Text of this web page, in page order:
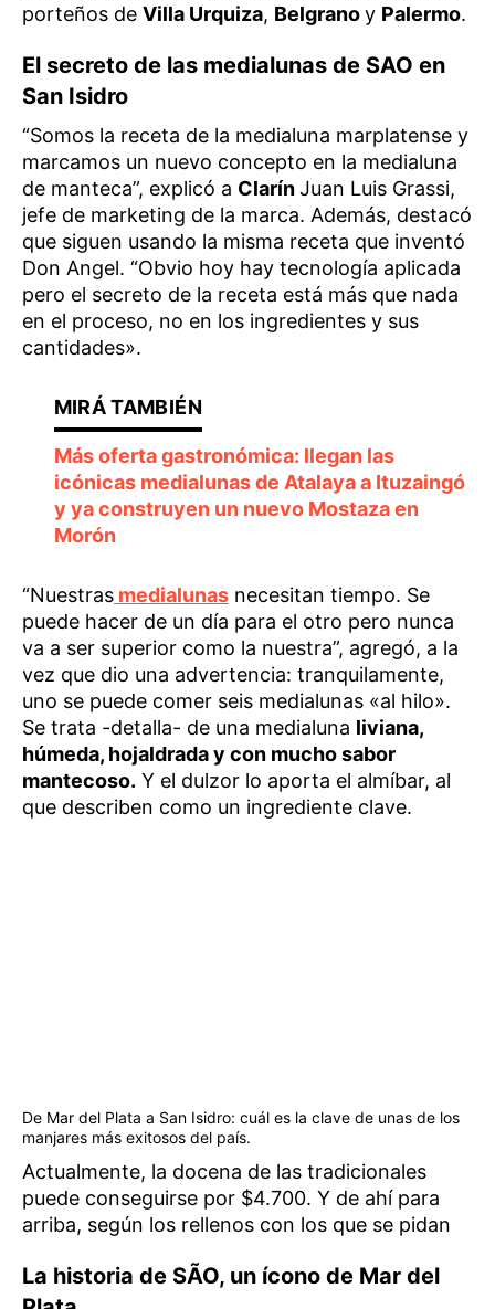
porteños de Villa Urquiza, Belgranoy Palermo.
El secreto de las medialunas de SAO en
San Isidro
“Somos la receta de la medialuna marplatense y
marcamos un nuevo concepto en la medialuna
de manteca”, explicó a ClarínJuan Luis Grassi,
jefe de marketing de la marca. Además, destacó
que siguen usando la misma receta que inventó
Don Angel. “Obvio hoy hay tecnología aplicada
pero el secreto de la receta está más que nada
en el proceso, no en los ingredientes y sus
cantidades».
Más oferta gastronómica: llegan las
icónicas medialunas de Atalaya a Ituzaingó
y ya construyen un nuevo Mostaza en
Morón
“Nuestras medialunas necesitan tiempo. Se
puede hacer de un día para el otro pero nunca
va a ser superior como la nuestra”, agregó, a la
vez que dio una advertencia: tranquilamente,
uno se puede comer seis medialunas «al hilo».
Se trata -detalla- de una medialuna liviana,
húmeda, hojaldrada y con mucho sabor
mantecoso. Y el dulzor lo aporta el almíbar, al
que describen como un ingrediente clave.
De Mar del Plata a San Isidro: cuál es la clave de unas de los
manjares más exitosos del país.
Actualmente, la docena de las tradicionales
puede conseguirse por $4.700. Y de ahí para
arriba, según los rellenos con los que se pidan
La historia de SÃO, un ícono de Mar del